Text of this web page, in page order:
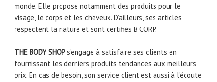
monde. Elle propose notamment des produits pour le
visage, le corps et les cheveux. D’ailleurs, ses articles
respectent la nature et sont certifiés B CORP.
THE BODY SHOPs’engage à satisfaire ses clients en
fournissant les derniers produits tendances aux meilleurs
prix. En cas de besoin, son service client est aussi à l’écoute